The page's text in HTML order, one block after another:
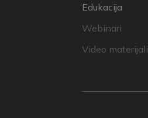
Edukacija
Webinari
Video materijali